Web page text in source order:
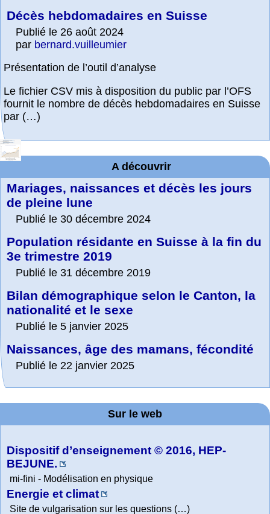
Décès hebdomadaires en Suisse
Publié le 26 août 2024
par bernard.vuilleumier
Présentation de l’outil d’analyse
Le fichier CSV mis à disposition du public par l’OFS
fournit le nombre de décès hebdomadaires en Suisse
par (…)
A découvrir
Mariages, naissances et décès les jours
de pleine lune
Publié le 30 décembre 2024
Population résidante en Suisse à la fin du
3e trimestre 2019
Publié le 31 décembre 2019
Bilan démographique selon le Canton, la
nationalité et le sexe
Publié le 5 janvier 2025
Naissances, âge des mamans, fécondité
Publié le 22 janvier 2025
Sur le web
Dispositif d’enseignement © 2016, HEP-
BEJUNE.
mi-fini - Modélisation en physique
Energie et climat
Site de vulgarisation sur les questions (…)